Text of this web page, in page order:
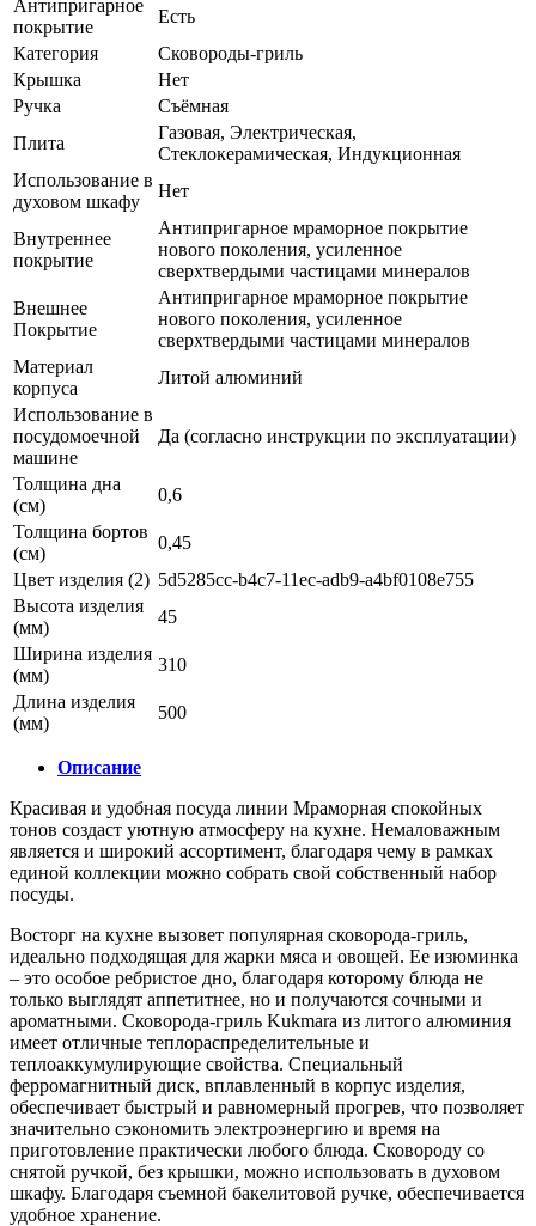
Антипригарное
покрытие
Есть
Категория
Сковороды-гриль
Крышка
Нет
Ручка
Съёмная
Плита
Газовая, Электрическая,
Стеклокерамическая, Индукционная
Использование в
духовом шкафу
Нет
Внутреннее
покрытие
Антипригарное мраморное покрытие
нового поколения, усиленное
сверхтвердыми частицами минералов
Внешнее
Покрытие
Антипригарное мраморное покрытие
нового поколения, усиленное
сверхтвердыми частицами минералов
Материал
корпуса
Литой алюминий
Использование в
посудомоечной
машине
Да (согласно инструкции по эксплуатации)
Толщина дна
(см)
0,6
Толщина бортов
(см)
0,45
Цвет изделия (2) 5d5285cc-b4c7-11ec-adb9-a4bf0108e755
Высота изделия
(мм)
45
Ширина изделия
(мм)
310
Длина изделия
(мм)
500
Описание
Красивая и удобная посуда линии Мраморная спокойных
тонов создаст уютную атмосферу на кухне. Немаловажным
является и широкий ассортимент, благодаря чему в рамках
единой коллекции можно собрать свой собственный набор
посуды.
Восторг на кухне вызовет популярная сковорода-гриль,
идеально подходящая для жарки мяса и овощей. Ее изюминка
– это особое ребристое дно, благодаря которому блюда не
только выглядят аппетитнее, но и получаются сочными и
ароматными. Сковорода-гриль Kukmara из литого алюминия
имеет отличные теплораспределительные и
теплоаккумулирующие свойства. Специальный
ферромагнитный диск, вплавленный в корпус изделия,
обеспечивает быстрый и равномерный прогрев, что позволяет
значительно сэкономить электроэнергию и время на
приготовление практически любого блюда. Сковороду со
снятой ручкой, без крышки, можно использовать в духовом
шкафу. Благодаря съемной бакелитовой ручке, обеспечивается
удобное хранение.